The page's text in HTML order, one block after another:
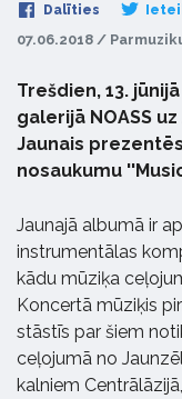
Dalīties
07.06.2018 /
Trešdien, 13.
galerijā NOASS
Jaunais
nosaukumu
Jaunajā albumā ir
instrumentālas
kādu mūziķa
Koncertā mūziķis
stāstīs par šiem
ceļojumā no
kalniem